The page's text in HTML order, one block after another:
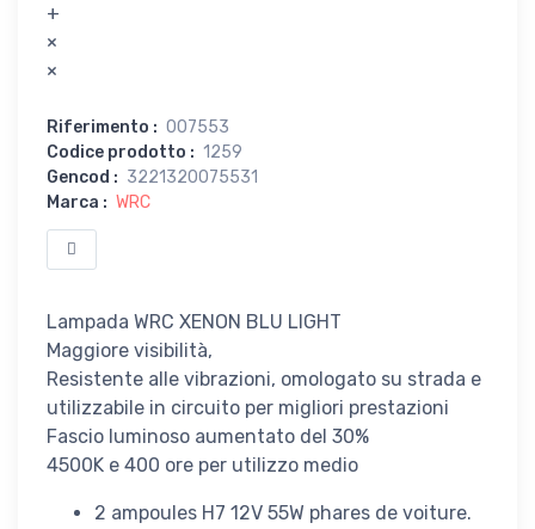
+
×
×
Riferimento : 007553
Codice prodotto : 1259
Gencod : 3221320075531
Marca : WRC
Lampada WRC XENON BLU LIGHT
Maggiore visibilità,
Resistente alle vibrazioni, omologato su strada e
utilizzabile in circuito per migliori prestazioni
Fascio luminoso aumentato del 30%
4500K e 400 ore per utilizzo medio
2 ampoules H7 12V 55W phares de voiture.